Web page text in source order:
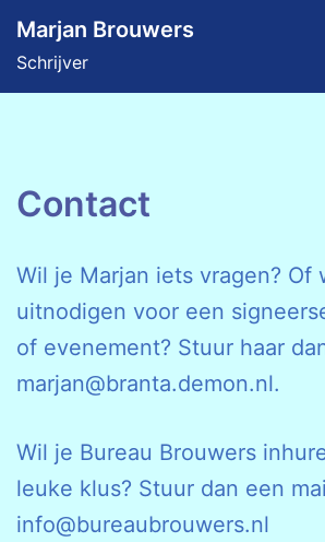
naar
de
inhoud
Marjan Brouwers
Schrijver
Contact
Wil je Marjan iets vragen? Of
uitnodigen voor een
of evenement? Stuur haar
marjan@branta.demon.nl.
Wil je Bureau Brouwers
leuke klus? Stuur dan een
info@bureaubrouwers.nl